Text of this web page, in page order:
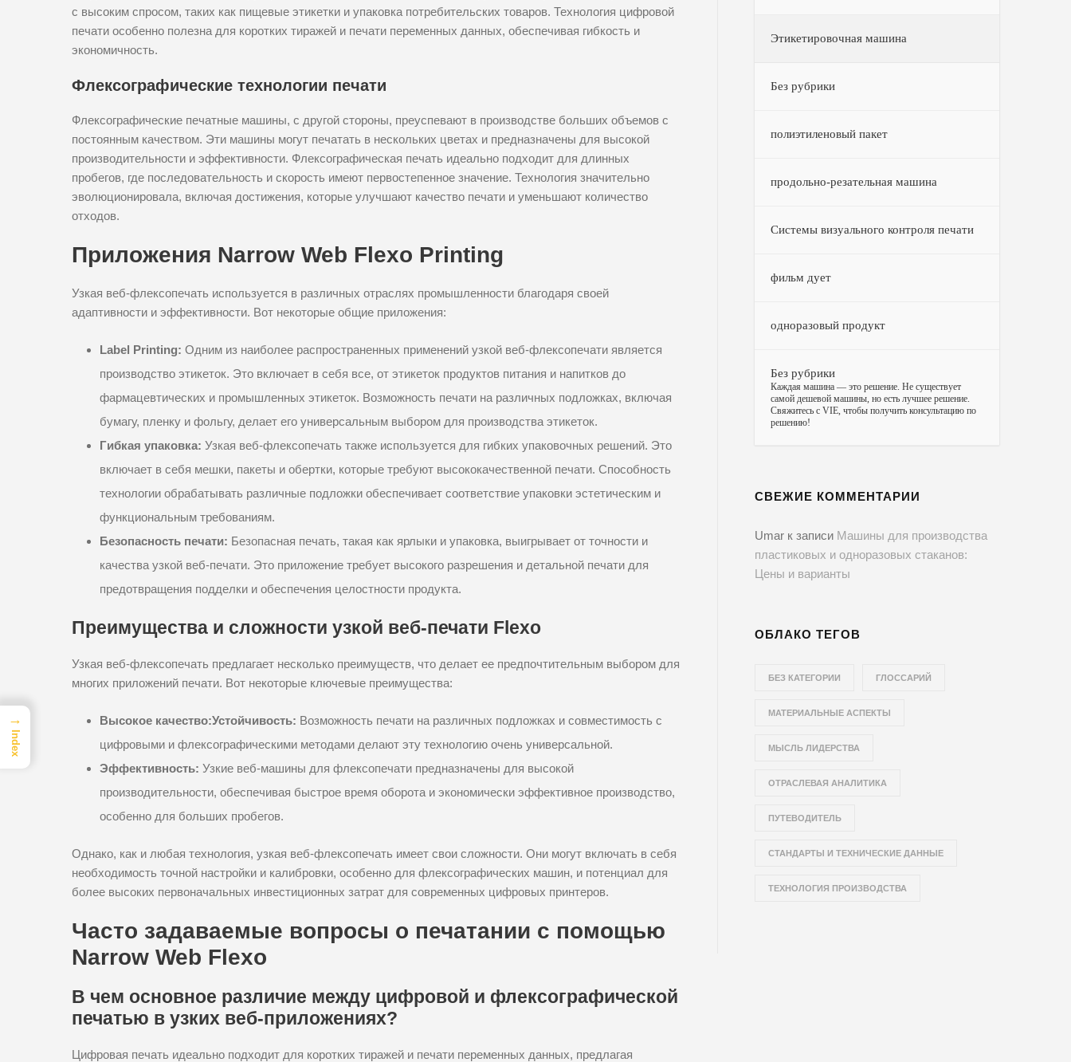
с высоким спросом, таких как пищевые этикетки и упаковка потребительских товаров. Технология цифровой
печати особенно полезна для коротких тиражей и печати переменных данных, обеспечивая гибкость и
экономичность.
Флексографические технологии печати
Флексографические печатные машины, с другой стороны, преуспевают в производстве больших объемов с
постоянным качеством. Эти машины могут печатать в нескольких цветах и предназначены для высокой
производительности и эффективности. Флексографическая печать идеально подходит для длинных
пробегов, где последовательность и скорость имеют первостепенное значение. Технология значительно
эволюционировала, включая достижения, которые улучшают качество печати и уменьшают количество
отходов.
Приложения Narrow Web Flexo Printing
Узкая веб-флексопечать используется в различных отраслях промышленности благодаря своей
адаптивности и эффективности. Вот некоторые общие приложения:
Label Printing: Одним из наиболее распространенных применений узкой веб-флексопечати является
производство этикеток. Это включает в себя все, от этикеток продуктов питания и напитков до
фармацевтических и промышленных этикеток. Возможность печати на различных подложках, включая
бумагу, пленку и фольгу, делает его универсальным выбором для производства этикеток.
Гибкая упаковка: Узкая веб-флексопечать также используется для гибких упаковочных решений. Это
включает в себя мешки, пакеты и обертки, которые требуют высококачественной печати. Способность
технологии обрабатывать различные подложки обеспечивает соответствие упаковки эстетическим и
функциональным требованиям.
Безопасность печати: Безопасная печать, такая как ярлыки и упаковка, выигрывает от точности и
качества узкой веб-печати. Это приложение требует высокого разрешения и детальной печати для
предотвращения подделки и обеспечения целостности продукта.
Преимущества и сложности узкой веб-печати Flexo
Узкая веб-флексопечать предлагает несколько преимуществ, что делает ее предпочтительным выбором для
многих приложений печати. Вот некоторые ключевые преимущества:
Высокое качество:Устойчивость: Возможность печати на различных подложках и совместимость с
цифровыми и флексографическими методами делают эту технологию очень универсальной.
Эффективность: Узкие веб-машины для флексопечати предназначены для высокой
производительности, обеспечивая быстрое время оборота и экономически эффективное производство,
особенно для больших пробегов.
Однако, как и любая технология, узкая веб-флексопечать имеет свои сложности. Они могут включать в себя
необходимость точной настройки и калибровки, особенно для флексографических машин, и потенциал для
более высоких первоначальных инвестиционных затрат для современных цифровых принтеров.
Часто задаваемые вопросы о печатании с помощью
Narrow Web Flexo
В чем основное различие между цифровой и флексографической
печатью в узких веб-приложениях?
Цифровая печать идеально подходит для коротких тиражей и печати переменных данных, предлагая
Этикетировочная машина
Без рубрики
полиэтиленовый пакет
продольно-резательная машина
Системы визуального контроля печати
фильм дует
одноразовый продукт
Без рубрики
–
Каждая машина — это решение. Не существует
самой дешевой машины, но есть лучшее решение.
Свяжитесь с VIE, чтобы получить консультацию по
решению!
СВЕЖИЕ КОММЕНТАРИИ
Umar к записи Машины для производства
пластиковых и одноразовых стаканов:
Цены и варианты
ОБЛАКО ТЕГОВ
БЕЗ КАТЕГОРИИ ГЛОССАРИЙ
МАТЕРИАЛЬНЫЕ АСПЕКТЫ
МЫСЛЬ ЛИДЕРСТВА
ОТРАСЛЕВАЯ АНАЛИТИКА
ПУТЕВОДИТЕЛЬ
СТАНДАРТЫ И ТЕХНИЧЕСКИЕ ДАННЫЕ
ТЕХНОЛОГИЯ ПРОИЗВОДСТВА
→
Index